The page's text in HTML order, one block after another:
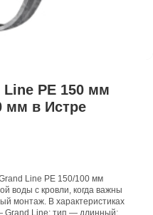
PE 150 мм
мм в Истре
Line PE 150/100 мм
воды с кровли, когда важны
монтаж. В характеристиках
Grand Line; тип — длинный;